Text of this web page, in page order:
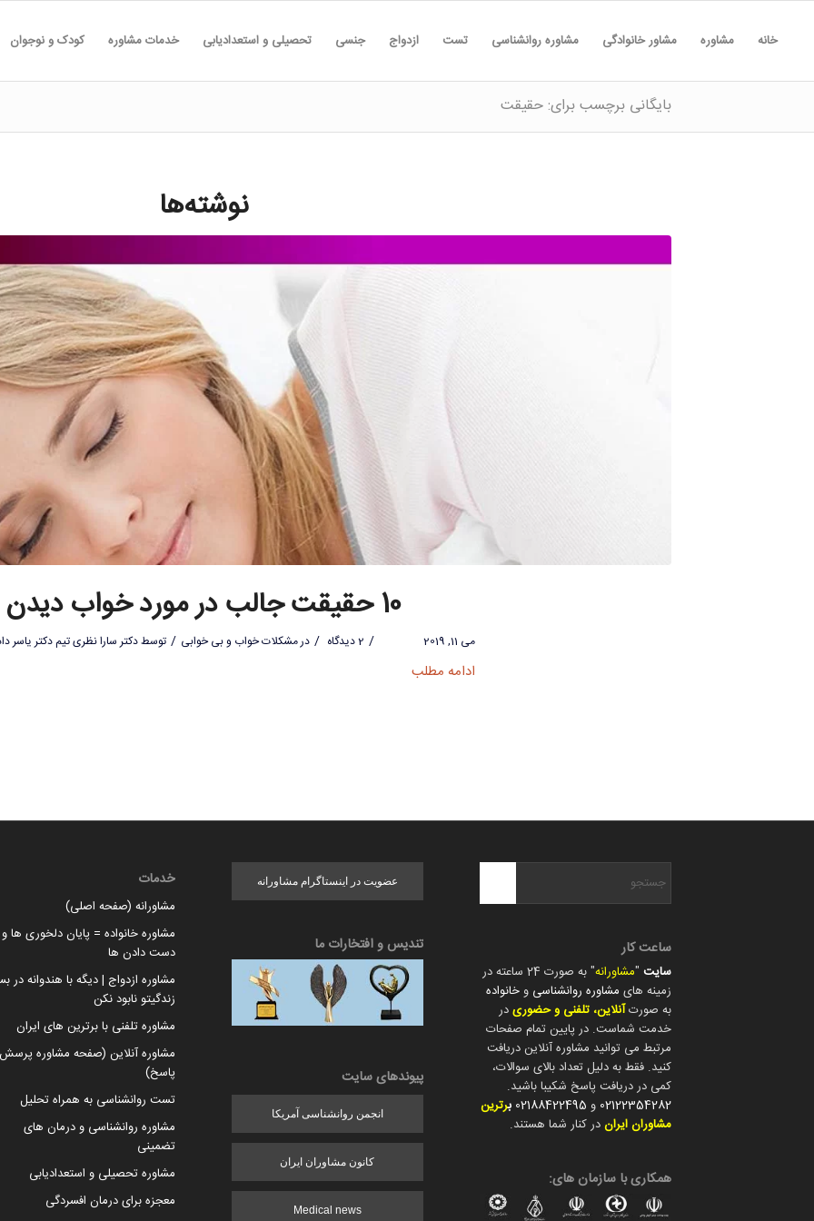
خانه مشاوره مشاور خانوادگی مشاوره روانشناسی تست ازدواج جنسی تحصیلی و استعدادیابی خدمات مشاوره کودک و نوجوان
بایگانی برچسب برای: حقیقت
نوشته‌ها
10 حقیقت جالب در مورد خواب دیدن
می 11, 2019 / 2 دیدگاه / درمشکلات خواب و بی خوابی / توسطدکتر سارا نظری تیم دکتر یاسر
ادامه مطلب
ساعت کار
سایت "مشاورانه
" به صورت 24 ساعته در
زمینه های مشاوره روانشناسی و خانواده
به صورتآنلاین، تلفنی و حضوریدر
خدمت شماست. در پایین تمام صفحات
مرتبط می توانید مشاوره آنلاین دریافت
کنید. فقط به دلیل تعداد بالای سوالات،
کمی در دریافت پاسخ شکیبا باشید.
02122354282 و 02188422495 برترین
مشاوران ایراندر کنار شما هستند.
همکاری با سازمان های:
عضویت در اینستاگرام مشاورانه
تندیس و افتخارات ما
پیوندهای سایت
انجمن روانشناسی آمریکا
کانون مشاوران ایران
Medical news
خدمات
مشاورانه (صفحه اصلی)
مشاوره خانواده = پایان دلخوری ها و
دست دادن ها
مشاوره ازدواج | دیگه با هندوانه در
زندگیتو نابود نکن
مشاوره تلفنی با برترین های ایران
مشاوره آنلاین (صفحه مشاوره
پاسخ)
تست روانشناسی به همراه تحلیل
مشاوره روانشناسی و درمان های
تضمینی
مشاوره تحصیلی و استعدادیابی
معجزه برای درمان افسردگی